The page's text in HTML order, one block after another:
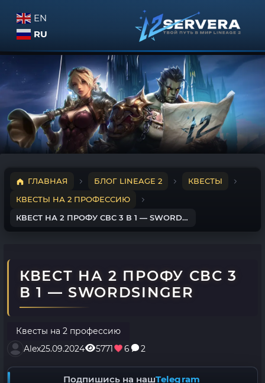
EN
RU
ГЛАВНАЯ БЛОГ LINEAGE 2
КВЕСТЫ
КВЕСТЫ НА 2 ПРОФЕССИЮ
КВЕСТ НА 2 ПРОФУ СВС 3 В 1 — SWORDSINGER
КВЕСТ НА 2 ПРОФУ СВС 3
В 1 — SWORDSINGER
Квесты на 2 профессию
Alex25.09.2024 5771 6 2
Подпишись на нашTelegram